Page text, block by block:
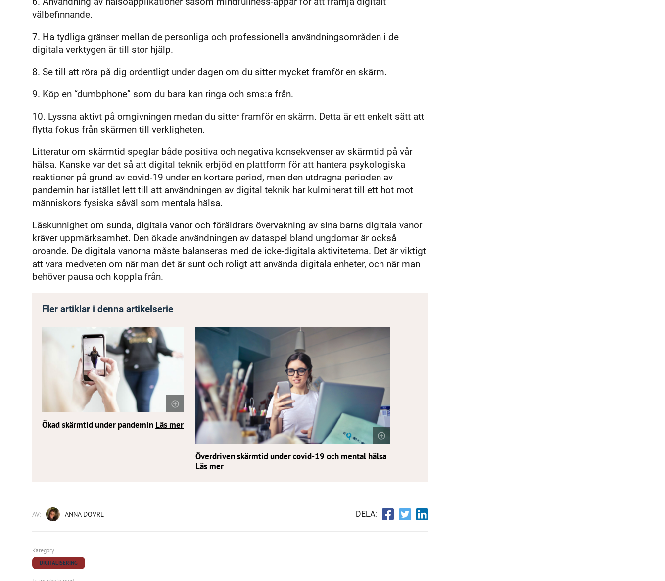
välbefinnande.
7. Ha tydliga gränser mellan de personliga och professionella användningsområden i de
digitala verktygen är till stor hjälp.
8. Se till att röra på dig ordentligt under dagen om du sitter mycket framför en skärm.
9. Köp en “dumbphone” som du bara kan ringa och sms:a från.
10. Lyssna aktivt på omgivningen medan du sitter framför en skärm. Detta är ett enkelt sätt att
flytta fokus från skärmen till verkligheten.
Litteratur om skärmtid speglar både positiva och negativa konsekvenser av skärmtid på vår
hälsa. Kanske var det så att digital teknik erbjöd en plattform för att hantera psykologiska
reaktioner på grund av covid-19 under en kortare period, men den utdragna perioden av
pandemin har istället lett till att användningen av digital teknik har kulminerat till ett hot mot
människors fysiska såväl som mentala hälsa.
Läskunnighet om sunda, digitala vanor och föräldrars övervakning av sina barns digitala vanor
kräver uppmärksamhet. Den ökade användningen av dataspel bland ungdomar är också
oroande. De digitala vanorna måste balanseras med de icke-digitala aktiviteterna. Det är viktigt
att vara medveten om när man det är sunt och roligt att använda digitala enheter, och när man
behöver pausa och koppla från.
Fler artiklar i denna artikelserie
Ökad skärmtid under pandemin Läs mer
Överdriven skärmtid under covid-19 och mental hälsa
Läs mer
AV: ANNA DOVRE DELA:
Kategory
DIGITALISERING